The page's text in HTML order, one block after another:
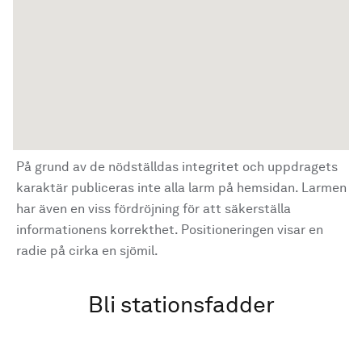
På grund av de nödställdas integritet och uppdragets
karaktär publiceras inte alla larm på hemsidan. Larmen
har även en viss fördröjning för att säkerställa
informationens korrekthet. Positioneringen visar en
radie på cirka en sjömil.
Bli stationsfadder